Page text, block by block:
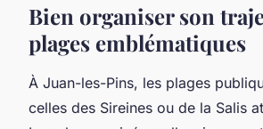
Bien organiser son
plages emblématiques
À Juan-les-Pins, les plages
celles des Sireines ou de la Salis